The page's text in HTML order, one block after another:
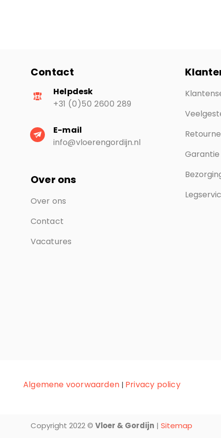
Contact
Helpdesk
+31 (0)50 2600 289
E-mail
info@vloerengordijn.nl
Over ons
Over ons
Contact
Vacatures
Garantie
Algemene voorwaarden | Privacy policy
Copyright 2022 © Vloer & Gordijn | Sitemap